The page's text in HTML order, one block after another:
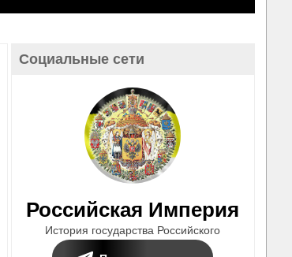
Социальные сети
Российская Империя
История государства Российского